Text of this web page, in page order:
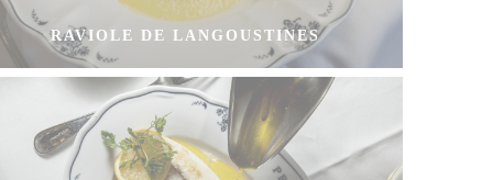
RAVIOLE DE LANGOUSTINES